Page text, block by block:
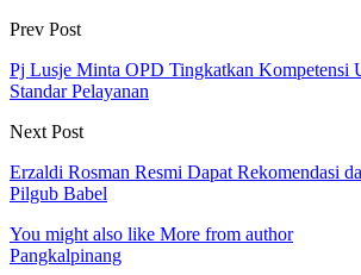
Prev Post
Pj Lusje Minta OPD Tingkatkan Kompetensi
Standar Pelayanan
Next Post
Erzaldi Rosman Resmi Dapat Rekomendasi
Pilgub Babel
You might also like More from author
Pangkalpinang